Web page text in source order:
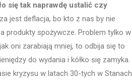
się tak naprawdę ustalić czy
jest deflacja, bo kto z nas by nie
produkty spożywcze. Problem tylko w
oni zarabiają mniej, to odbija się to
do wydania i kółko się zamyka.
kryzysu w latach 30-tych w Stanach